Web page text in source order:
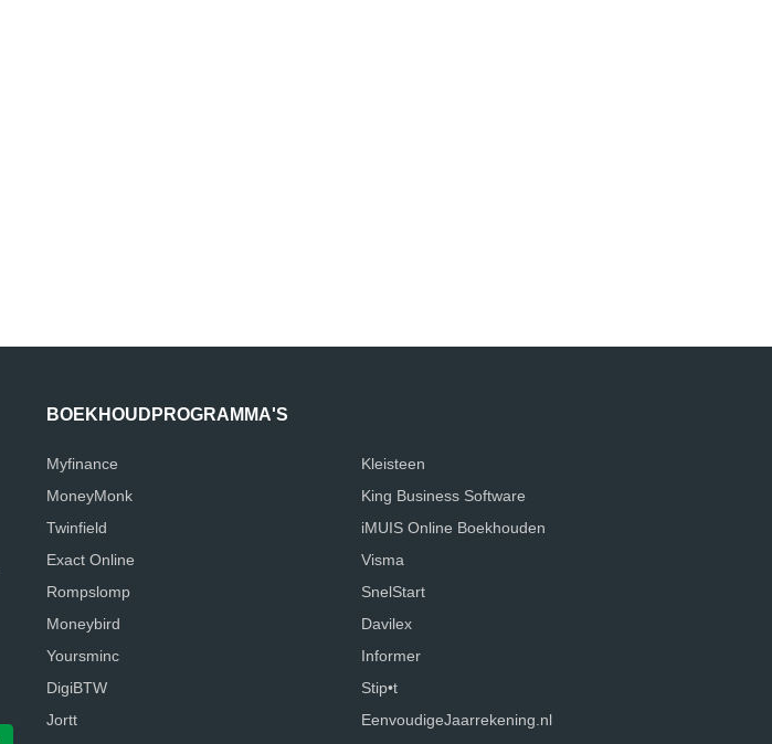
BOEKHOUDPROGRAMMA'S
Myfinance
MoneyMonk
Twinfield
Exact Online
Rompslomp
Moneybird
Yoursminc
DigiBTW
Jortt
Kleisteen
King Business Software
iMUIS Online Boekhouden
Visma
SnelStart
Davilex
Informer
Stip•t
EenvoudigeJaarrekening.nl